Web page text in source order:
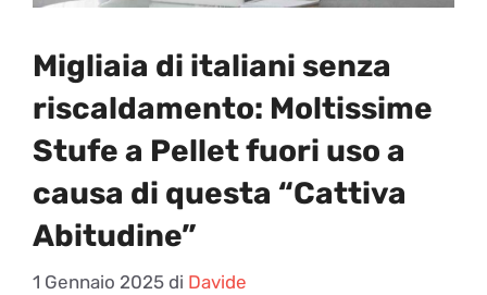
Migliaia di italiani senza
riscaldamento: Moltissime
Stufe a Pellet fuori uso a
causa di questa “Cattiva
Abitudine”
1 Gennaio 2025 di Davide